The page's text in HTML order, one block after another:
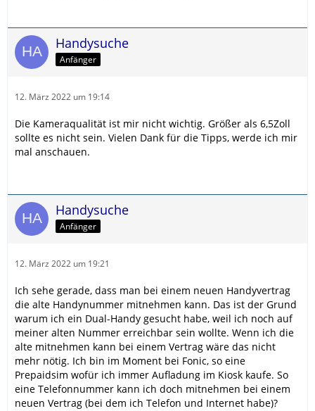
Handysuche
Anfänger
12. März 2022 um 19:14
Die Kameraqualität ist mir nicht wichtig. Größer als 6,5Zoll
sollte es nicht sein. Vielen Dank für die Tipps, werde ich mir
mal anschauen.
Handysuche
Anfänger
12. März 2022 um 19:21
Ich sehe gerade, dass man bei einem neuen Handyvertrag
die alte Handynummer mitnehmen kann. Das ist der Grund
warum ich ein Dual-Handy gesucht habe, weil ich noch auf
meiner alten Nummer erreichbar sein wollte. Wenn ich die
alte mitnehmen kann bei einem Vertrag wäre das nicht
mehr nötig. Ich bin im Moment bei Fonic, so eine
Prepaidsim wofür ich immer Aufladung im Kiosk kaufe. So
eine Telefonnummer kann ich doch mitnehmen bei einem
neuen Vertrag (bei dem ich Telefon und Internet habe)?